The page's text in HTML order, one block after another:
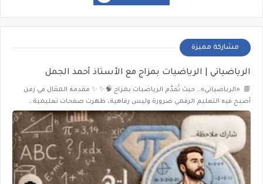
مشاركة مميزة
الرياضياتي | الرياضيات بمزاج مع الأستاذ أحمد الجمل
📘 «الرياضياتي»… حيث تُقدَّم الرياضيات بمزاج 🧠✨ ✨ مقدمة المقال في زمن
أصبح فيه التعليم الرقمي ضرورة وليس رفاهية، ظهرت صفحات تعليمية…